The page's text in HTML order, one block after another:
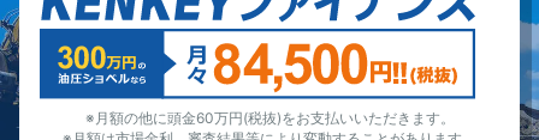
※月額の他に頭金60万円(税抜)をお支払いいただきます。